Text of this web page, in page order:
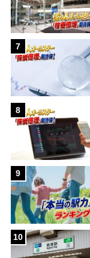
7
8
9
10